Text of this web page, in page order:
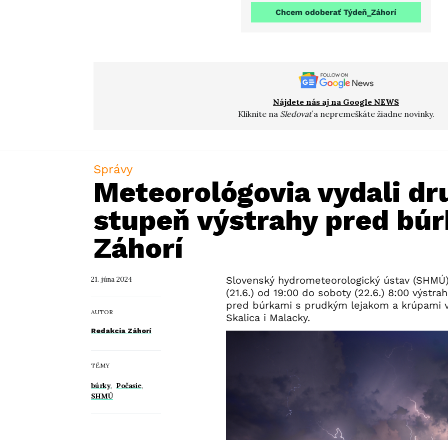
Chcem odoberať Týdeň_Záhorí
Nájdete nás aj na Google NEWS
Kliknite na Sledovaťa nepremeškáte žiadne novinky.
Správy
Meteorológovia vydali
stupeň výstrahy pred
Záhorí
21. júna 2024
AUTOR
Redakcia Záhorí
TÉMY
búrky, Počasie,
SHMÚ
Slovenský hydrometeorologický ústav
(21.6.) od 19:00 do soboty (22.6.) 8:00
pred búrkami s prudkým lejakom a krúpami
Skalica i Malacky.